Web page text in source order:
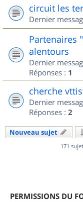
circuit les
Dernier
Partenaires
alentours
Dernier
Réponses : 1
cherche
Dernier
Réponses : 2
Nouveau sujet
171
PERMISSIONS DU